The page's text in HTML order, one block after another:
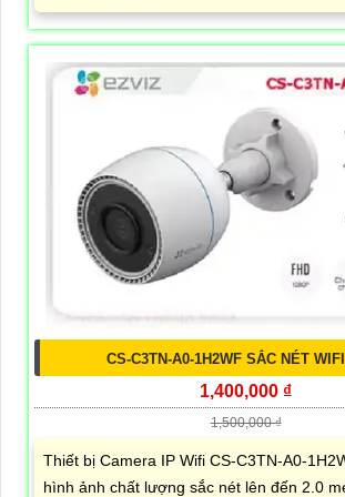
CS-C3TN-A0-1H2WF SẮC NÉT
1,400,000 ₫
1,500,000 ₫
Thiết bị Camera IP Wifi CS-C3TN-A0-
hình ảnh chất lượng sắc nét lên đến 2.0